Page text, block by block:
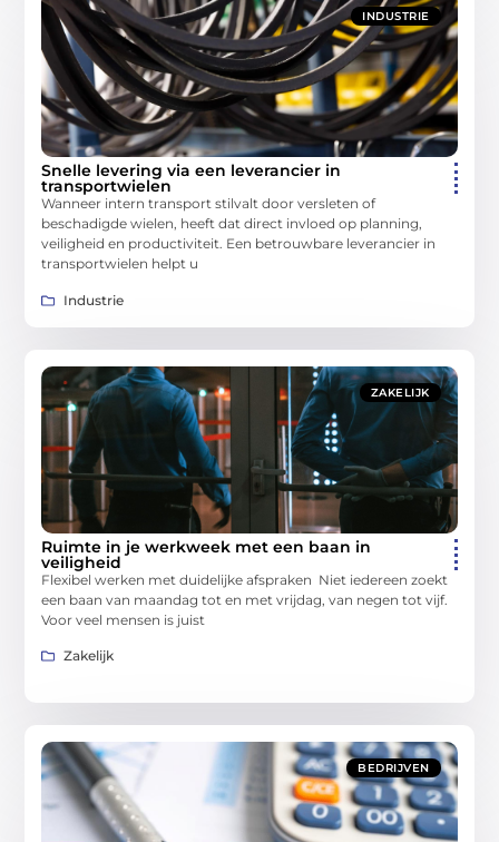
INDUSTRIE
Snelle levering via een leverancier in
transportwielen
Wanneer intern transport stilvalt door versleten of
beschadigde wielen, heeft dat direct invloed op planning,
veiligheid en productiviteit. Een betrouwbare leverancier in
transportwielen helpt u
Industrie
ZAKELIJK
Ruimte in je werkweek met een baan in
veiligheid
Flexibel werken met duidelijke afspraken Niet iedereen zoekt
een baan van maandag tot en met vrijdag, van negen tot vijf.
Voor veel mensen is juist
Zakelijk
BEDRIJVEN